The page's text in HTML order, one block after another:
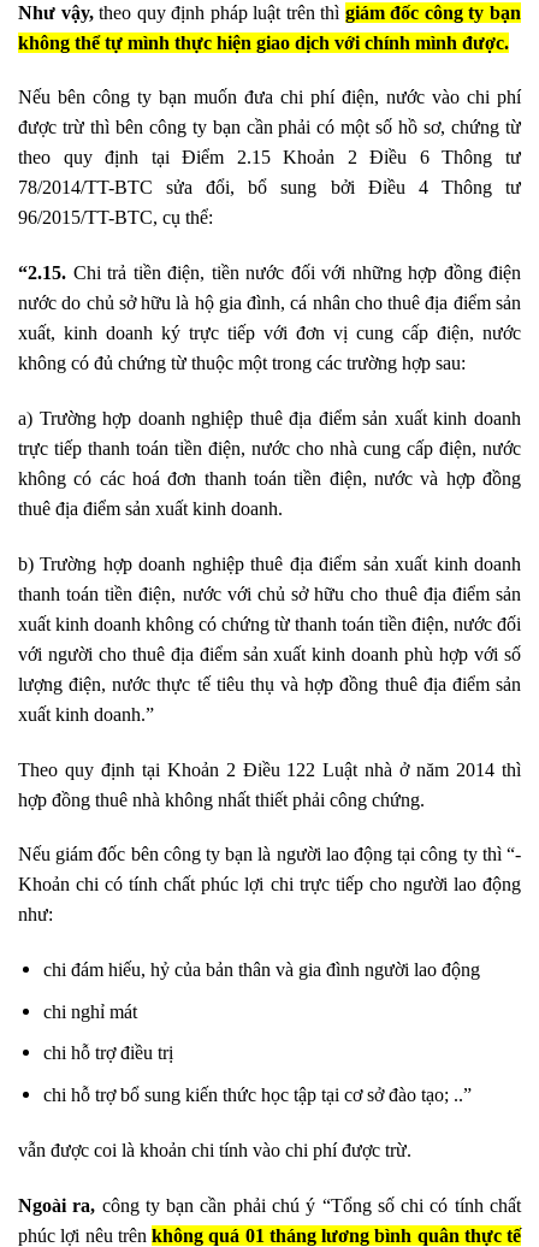
Như vậy,theo quy định pháp luật trên thì giám đốc công ty bạn
không thể tự mình thực hiện giao dịch với chính mình được.
Nếu bên công ty bạn muốn đưa chi phí điện, nước vào chi phí
được trừ thì bên công ty bạn cần phải có một số hồ sơ, chứng từ
theo quy định tại Điểm 2.15 Khoản 2 Điều 6 Thông tư
78/2014/TT-BTC sửa đổi, bổ sung bởi Điều 4 Thông tư
96/2015/TT-BTC, cụ thể:
“2.15. Chi trả tiền điện, tiền nước đối với những hợp đồng điện
nước do chủ sở hữu là hộ gia đình, cá nhân cho thuê địa điểm sản
xuất, kinh doanh ký trực tiếp với đơn vị cung cấp điện, nước
không có đủ chứng từ thuộc một trong các trường hợp sau:
a) Trường hợp doanh nghiệp thuê địa điểm sản xuất kinh doanh
trực tiếp thanh toán tiền điện, nước cho nhà cung cấp điện, nước
không có các hoá đơn thanh toán tiền điện, nước và hợp đồng
thuê địa điểm sản xuất kinh doanh.
b) Trường hợp doanh nghiệp thuê địa điểm sản xuất kinh doanh
thanh toán tiền điện, nước với chủ sở hữu cho thuê địa điểm sản
xuất kinh doanh không có chứng từ thanh toán tiền điện, nước đối
với người cho thuê địa điểm sản xuất kinh doanh phù hợp với số
lượng điện, nước thực tế tiêu thụ và hợp đồng thuê địa điểm sản
xuất kinh doanh.”
Theo quy định tại Khoản 2 Điều 122 Luật nhà ở năm 2014 thì
hợp đồng thuê nhà không nhất thiết phải công chứng.
Nếu giám đốc bên công ty bạn là người lao động tại công ty thì “-
Khoản chi có tính chất phúc lợi chi trực tiếp cho người lao động
như:
chi đám hiếu, hỷ của bản thân và gia đình người lao động
chi nghỉ mát
chi hỗ trợ điều trị
chi hỗ trợ bổ sung kiến thức học tập tại cơ sở đào tạo; ..”
vẫn được coi là khoản chi tính vào chi phí được trừ.
Ngoài ra, công ty bạn cần phải chú ý “Tổng số chi có tính chất
phúc lợi nêu trên không quá 01 tháng lương bình quân thực tế